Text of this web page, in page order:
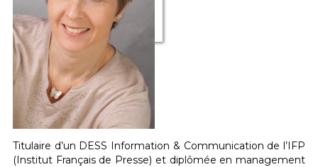
F.A.Q
Titulaire d’un DESS Information & Communication de l’IFP
(Institut Français de Presse) et diplômée en management